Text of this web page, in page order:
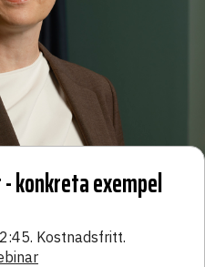
konkreta exempel
Kostnadsfritt.